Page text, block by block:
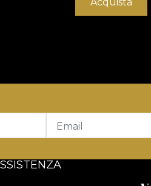
Acquista
Email